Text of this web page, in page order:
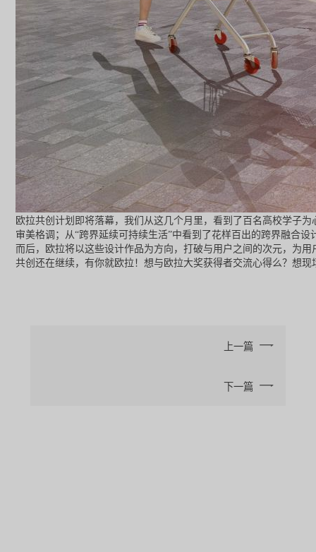
欧拉共创计划即将落幕，我们从这几个月里，看到了百名高校学子
审美格调；从“跨界延续可持续生活”中看到了花样百出的跨界融合
而后，欧拉将以这些设计作品为方向，打破与用户之间的次元，为
共创还在继续，有你就欧拉！想与欧拉大奖获得者交流心得么？想
上一篇
下一篇